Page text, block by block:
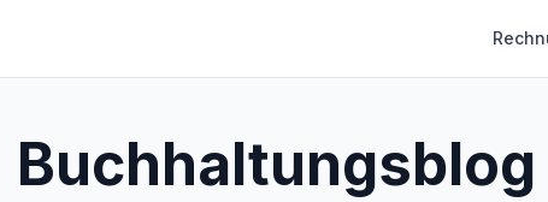
Buchhaltungsblog